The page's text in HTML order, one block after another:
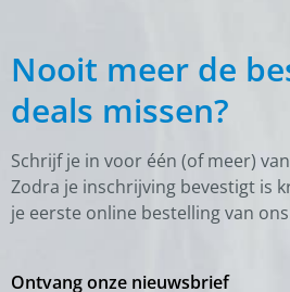
Nooit meer de
deals missen?
Schrijf je in voor één (of meer)
Zodra je inschrijving bevestigt is
je eerste online bestelling van
Ontvang onze nieuwsbrief